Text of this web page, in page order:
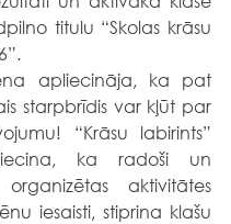
titulu “Skolas krāsu
starpbrīdis var kļūt par
“Krāsu labirints”
ka radoši un
aktivitātes
iesaisti, stiprina klašu